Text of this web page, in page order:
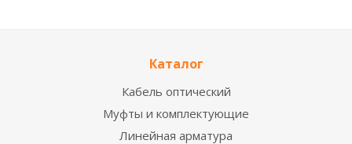
Каталог
Кабель оптический
Муфты и комплектующие
Линейная арматура